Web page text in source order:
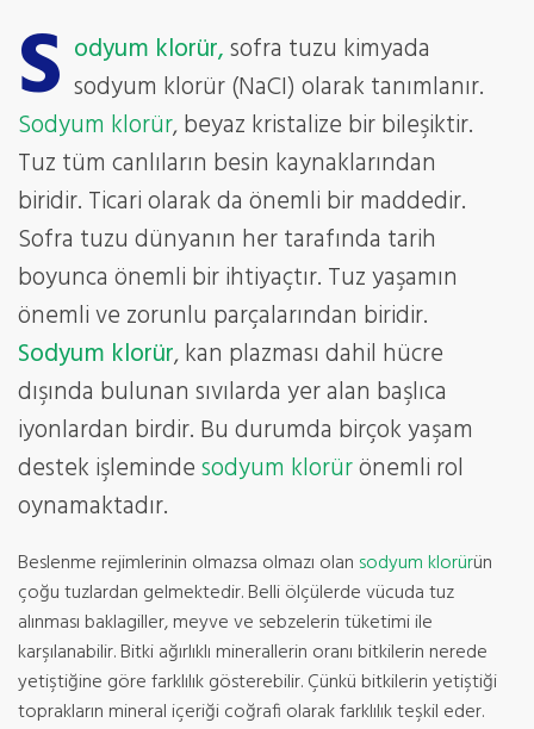
S odyum klorür,sofra tuzu kimyada
sodyum klorür (NaCI) olarak tanımlanır.
Sodyum klorür, beyaz kristalize bir bileşiktir.
Tuz tüm canlıların besin kaynaklarından
biridir. Ticari olarak da önemli bir maddedir.
Sofra tuzu dünyanın her tarafında tarih
boyunca önemli bir ihtiyaçtır. Tuz yaşamın
önemli ve zorunlu parçalarından biridir.
Sodyum klorür, kan plazması dahil hücre
dışında bulunan sıvılarda yer alan başlıca
iyonlardan birdir. Bu durumda birçok yaşam
destek işlemindesodyum klorürönemli rol
oynamaktadır.
Beslenme rejimlerinin olmazsa olmazı olan sodyum klorürün
çoğu tuzlardan gelmektedir. Belli ölçülerde vücuda tuz
alınması baklagiller, meyve ve sebzelerin tüketimi ile
karşılanabilir. Bitki ağırlıklı minerallerin oranı bitkilerin nerede
yetiştiğine göre farklılık gösterebilir. Çünkü bitkilerin yetiştiği
toprakların mineral içeriği coğrafi olarak farklılık teşkil eder.